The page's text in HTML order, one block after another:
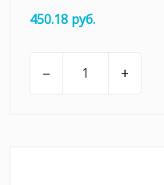
450.18 руб.
– +